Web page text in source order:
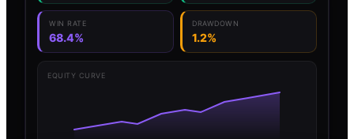
WIN RATE
68.4%
DRAWDOWN
1.2%
EQUITY CURVE